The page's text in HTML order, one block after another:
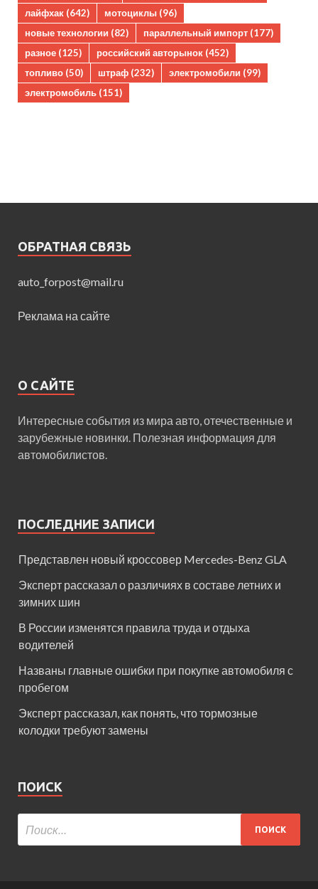
лайфхак (642) мотоциклы (96)
новые технологии (82) параллельный импорт (177)
разное (125) российский авторынок (452)
топливо (50) штраф (232) электромобили (99)
электромобиль (151)
ОБРАТНАЯ СВЯЗЬ
auto_forpost@mail.ru
Реклама на сайте
О САЙТЕ
Интересные события из мира авто, отечественные и
зарубежные новинки. Полезная информация для
автомобилистов.
ПОСЛЕДНИЕ ЗАПИСИ
Представлен новый кроссовер Mercedes-Benz GLA
Эксперт рассказал о различиях в составе летних и
зимних шин
В России изменятся правила труда и отдыха
водителей
Названы главные ошибки при покупке автомобиля с
пробегом
Эксперт рассказал, как понять, что тормозные
колодки требуют замены
ПОИСК